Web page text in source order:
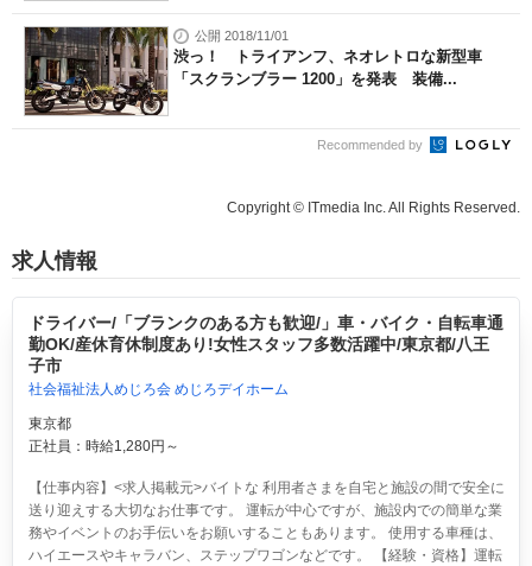
公開 2018/11/01
渋っ！ トライアンフ、ネオレトロな新型車
「スクランブラー 1200」を発表 装備...
Recommended by
Copyright © ITmedia Inc. All Rights Reserved.
求人情報
ドライバー/「ブランクのある方も歓迎/」車・バイク・自転車通
勤OK/産休育休制度あり!女性スタッフ多数活躍中/東京都/八王
子市
社会福祉法人めじろ会 めじろデイホーム
東京都
正社員：時給1,280円～
【仕事内容】<求人掲載元>バイトな 利用者さまを自宅と施設の間で安全に
送り迎えする大切なお仕事です。 運転が中心ですが、施設内での簡単な業
務やイベントのお手伝いをお願いすることもあります。 使用する車種は、
ハイエースやキャラバン、ステップワゴンなどです。 【経験・資格】運転